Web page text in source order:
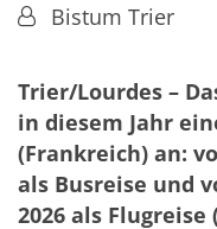
Von:Bistum Trier
Trier/Lourdes –
in diesem Jahr
(Frankreich) an:
als Busreise und
2026 als